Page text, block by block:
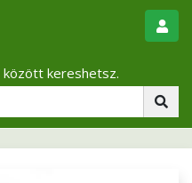
kereshetsz.